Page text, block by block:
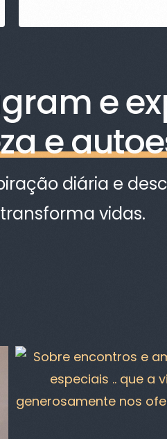
e
e
diária e
vidas.